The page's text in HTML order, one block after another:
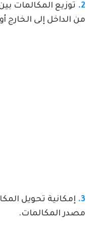
2.
توزيع المكالمات
من الداخل إلى الخارج
3.
إمكانية تحويل
مصدر المكالمات.